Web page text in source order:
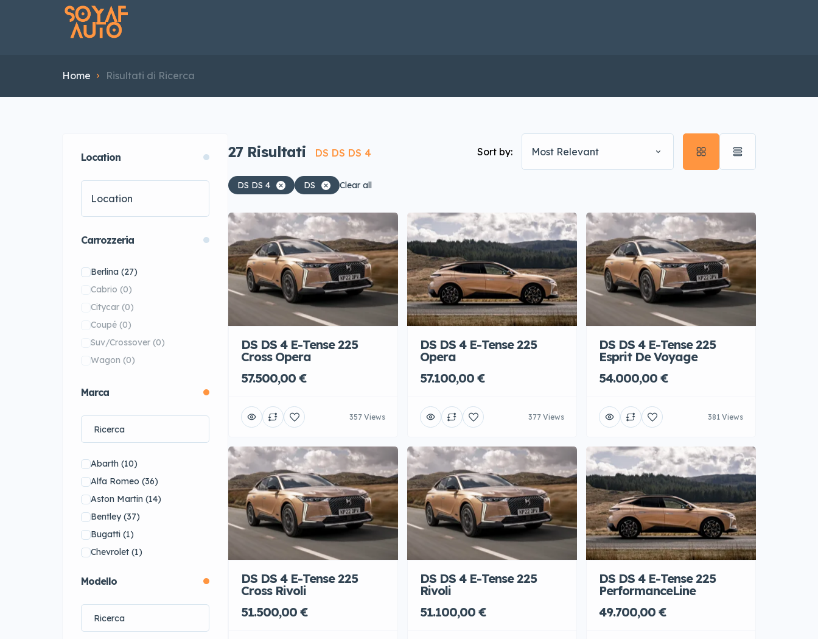
Home Risultati di Ricerca
Location
Carrozzeria
Berlina (27)
Cabrio (0)
Citycar (0)
Coupé (0)
Suv/Crossover (0)
Wagon (0)
Marca
Abarth (10)
Alfa Romeo (36)
Aston Martin (14)
Bentley(37)
Bugatti (1)
Chevrolet (1)
DS(61)
Ferrari(14)
FIAT(20)
Modello
27 Risultati DS DS DS 4 Sort by: Most Relevant
DS DS 4 DS Clear all
DS DS 4 E-Tense 225
Cross Opera
57.500,00 €
357 Views
DS DS 4 E-Tense 225
Opera
57.100,00 €
377 Views
DS DS 4 E-Tense 225
Esprit De Voyage
54.000,00 €
381 Views
DS DS 4 E-Tense 225
Cross Rivoli
51.500,00 €
DS DS 4 E-Tense 225
Rivoli
51.100,00 €
DS DS 4 E-Tense 225
PerformanceLine
49.700,00 €